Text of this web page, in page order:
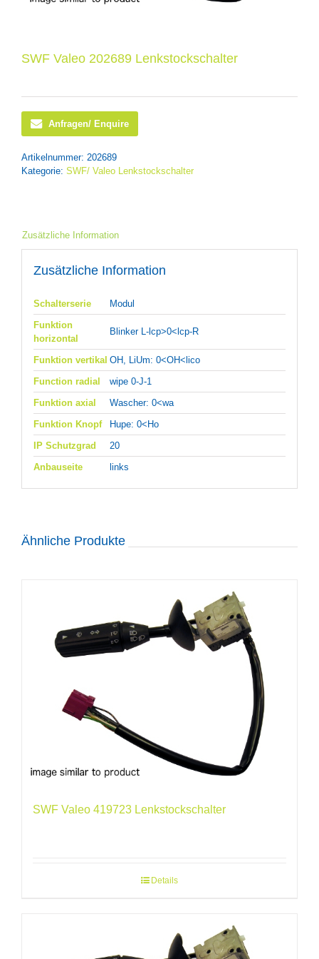
SWF Valeo 202689 Lenkstockschalter
Anfragen/ Enquire
Artikelnummer: 202689
Kategorie: SWF/ Valeo Lenkstockschalter
Zusätzliche Information
Zusätzliche Information
Schalterserie
Modul
Funktion
horizontal
Blinker L-lcp>0<lcp-R
Funktion vertikal OH, LiUm: 0<OH<lico
Function radial
wipe 0-J-1
Funktion axial
Wascher: 0<wa
Funktion Knopf
Hupe: 0<Ho
IP Schutzgrad
20
Anbauseite
links
Ähnliche Produkte
SWF Valeo 419723 Lenkstockschalter
Details